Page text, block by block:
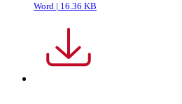
Word | 16.36 KB